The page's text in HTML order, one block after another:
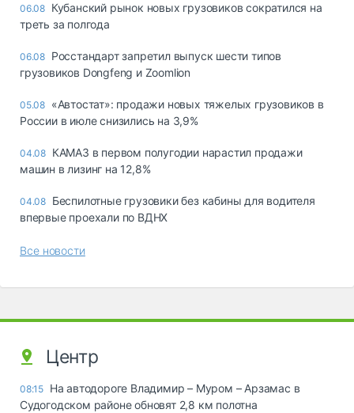
06.08 Кубанский рынок новых грузовиков сократился на
треть за полгода
06.08 Росстандарт запретил выпуск шести типов
грузовиков Dongfeng и Zoomlion
05.08 «Автостат»: продажи новых тяжелых грузовиков в
России в июле снизились на 3,9%
04.08 КАМАЗ в первом полугодии нарастил продажи
машин в лизинг на 12,8%
04.08 Беспилотные грузовики без кабины для водителя
впервые проехали по ВДНХ
Все новости
Центр
08:15 На автодороге Владимир – Муром – Арзамас в
Судогодском районе обновят 2,8 км полотна